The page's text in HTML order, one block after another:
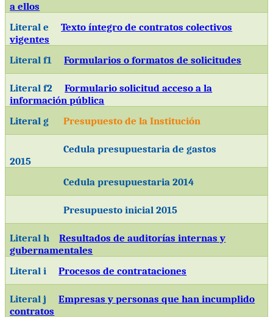
a ellos
Literal e
Texto íntegro de contratos colectivos
vigentes
Literal f1
Formularios o formatos de solicitudes
Literal f2
Formulario solicitud acceso a la
información pública
Literal g Presupuesto de la Institución
Cedula presupuestaria de gastos
2015
Cedula presupuestaria 2014
Presupuesto inicial 2015
Literal h
Resultados de auditorías internas y
gubernamentales
Literal i
Procesos de contrataciones
Literal j
Empresas y personas que han incumplido
contratos